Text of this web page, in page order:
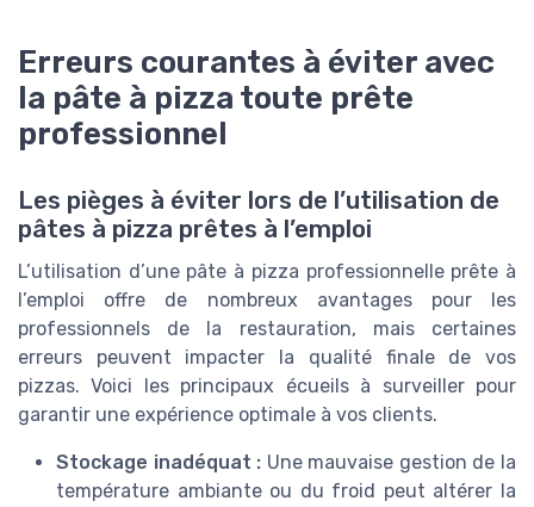
Erreurs courantes à éviter avec
la pâte à pizza toute prête
professionnel
Les pièges à éviter lors de l’utilisation de
pâtes à pizza prêtes à l’emploi
L’utilisation d’une pâte à pizza professionnelle prête à
l’emploi offre de nombreux avantages pour les
professionnels de la restauration, mais certaines
erreurs peuvent impacter la qualité finale de vos
pizzas. Voici les principaux écueils à surveiller pour
garantir une expérience optimale à vos clients.
Stockage inadéquat : Une mauvaise gestion de la
température ambiante ou du froid peut altérer la